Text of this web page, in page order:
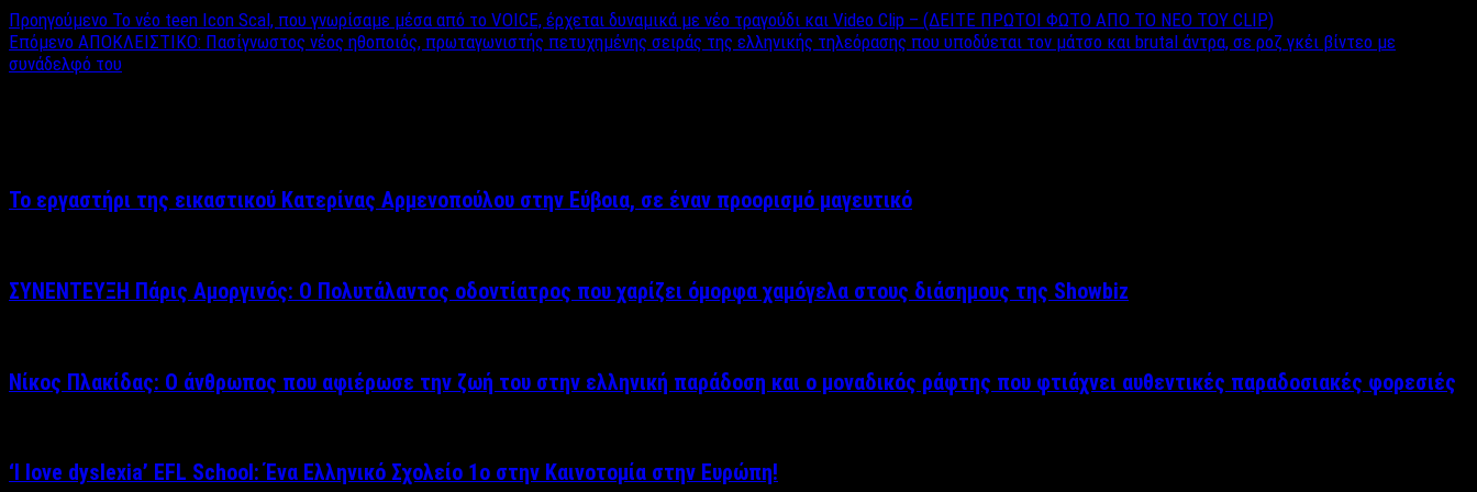
Προηγούμενο Το νέο teen Icon Scal, που γνωρίσαμε μέσα από το VOICE, έρχεται δυναμικά με νέο τραγούδι και Video Clip – (ΔΕΙΤΕ ΠΡΩΤΟΙ ΦΩΤΟ ΑΠΟ ΤΟ ΝΕΟ TOY CLIP)
Επόμενο ΑΠΟΚΛΕΙΣΤΙΚΟ: Πασίγνωστος νέος ηθοποιός, πρωταγωνιστής πετυχημένης σειράς της ελληνικής τηλεόρασης που υποδύεται τον μάτσο και brutal άντρα, σε ροζ γκέι βίντεο με
συνάδελφό του
Το εργαστήρι της εικαστικού Κατερίνας Αρμενοπούλου στην Εύβοια, σε έναν προορισμό μαγευτικό
ΣΥΝΕΝΤΕΥΞΗ Πάρις Αμοργινός: O Πολυτάλαντος οδοντίατρος που χαρίζει όμορφα χαμόγελα στους διάσημους της Showbiz
Νίκος Πλακίδας: O άνθρωπος που αφιέρωσε την ζωή του στην ελληνική παράδοση και ο μοναδικός ράφτης που φτιάχνει αυθεντικές παραδοσιακές φορεσιές
‘Ι love dyslexia’ EFL School: Ένα Ελληνικό Σχολείo 1ο στην Καινοτομία στην Ευρώπη!